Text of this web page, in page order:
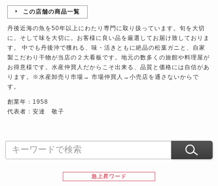
この店舗の商品一覧
丹後近海の魚を50年以上にわたり専門に取り扱っています。旬を大切
に。そして味を大切に。お客様に良い品を厳選してお届け致しておりま
す。 中でも丹後沖で獲れる、味・活きともに絶品の松葉ガニと、自家
製こだわり干物が当店の２大看板です。地元の数多くの旅館や料理屋が
お得意様です。水産仲買人だからこそ出来る、品質と価格には自信があ
ります。※水産卸売り市場→ 市場仲買人→小売店を通さないからで
す。
創業年：1958
代表者：安達 敬子
急上昇ワード